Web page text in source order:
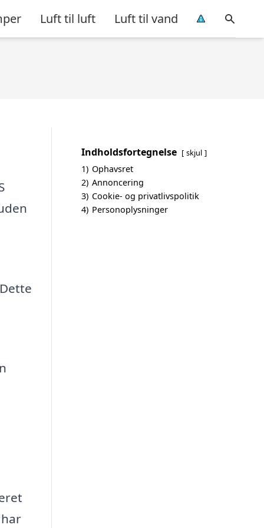
Luft til luft Luft til vand
Indholdsfortegnelse skjul
1) Ophavsret
2) Annoncering
3) Cookie- og privatlivspolitik
4) Personoplysninger